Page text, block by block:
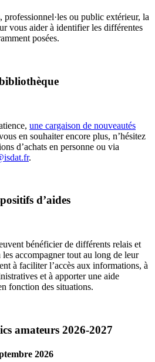
professionnel·les ou public extérieur, la
vous aider à identifier les différentes
posées.
une cargaison de nouveautés
en souhaiter encore plus, n’hésitez
d’achats en personne ou via
.
d’aides
bénéficier de différents relais et
les accompagner tout au long de leur
à faciliter l’accès aux informations, à
et à apporter une aide
fonction des situations.
amateurs 2026-2027
2026